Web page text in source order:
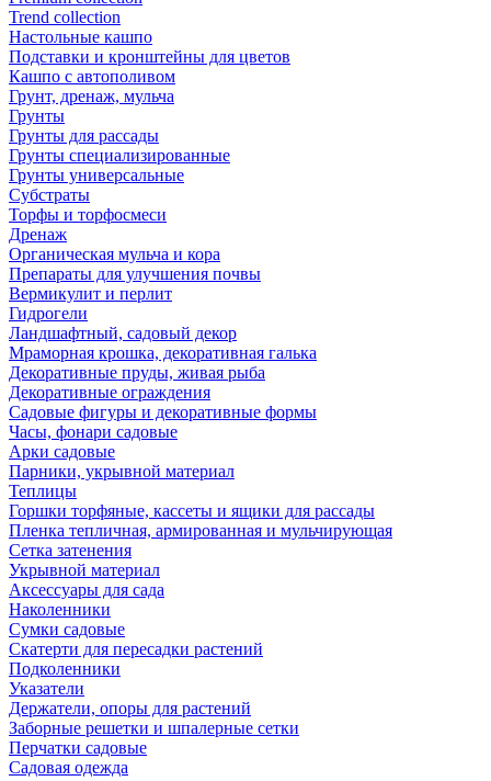
Trend collection
Настольные кашпо
Подставки и кронштейны для цветов
Кашпо с автополивом
Грунт, дренаж, мульча
Грунты
Грунты для рассады
Грунты специализированные
Грунты универсальные
Субстраты
Торфы и торфосмеси
Дренаж
Органическая мульча и кора
Препараты для улучшения почвы
Вермикулит и перлит
Гидрогели
Ландшафтный, садовый декор
Мраморная крошка, декоративная галька
Декоративные пруды, живая рыба
Декоративные ограждения
Садовые фигуры и декоративные формы
Часы, фонари садовые
Арки садовые
Парники, укрывной материал
Теплицы
Горшки торфяные, кассеты и ящики для рассады
Пленка тепличная, армированная и мульчирующая
Сетка затенения
Укрывной материал
Аксессуары для сада
Наколенники
Сумки садовые
Скатерти для пересадки растений
Подколенники
Указатели
Держатели, опоры для растений
Заборные решетки и шпалерные сетки
Перчатки садовые
Садовая одежда